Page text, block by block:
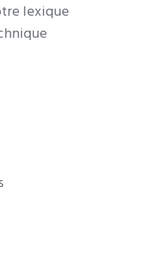
lexique